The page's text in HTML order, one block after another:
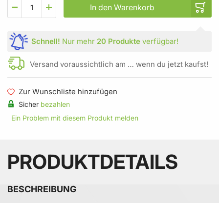
In den Warenkorb
Schnell! Nur mehr 20 Produkteverfügbar!
Versand voraussichtlich am … wenn du jetzt kaufst!
Zur Wunschliste hinzufügen
Sicher bezahlen
Ein Problem mit diesem Produkt melden
PRODUKTDETAILS
BESCHREIBUNG